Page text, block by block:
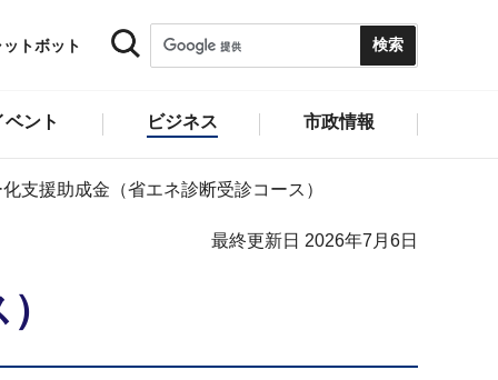
トボット
ント ビジネス 市政情報
支援助成金（省エネ診断受診コース）
最終更新日 2026年7月6日